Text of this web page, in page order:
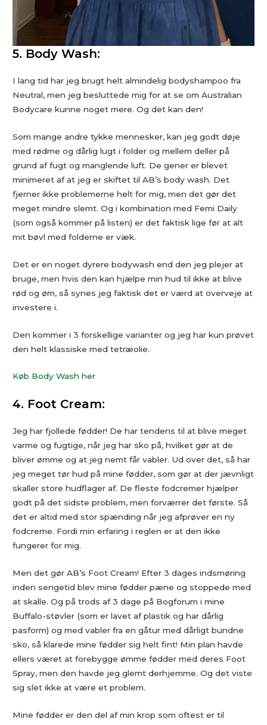
5. Body Wash:
I lang tid har jeg brugt helt almindelig bodyshampoo fra
Neutral, men jeg besluttede mig for at se om Australian
Bodycare kunne noget mere. Og det kan den!
Som mange andre tykke mennesker, kan jeg godt døje
med rødme og dårlig lugt i folder og mellem deller på
grund af fugt og manglende luft. De gener er blevet
minimeret af at jeg er skiftet til AB’s body wash. Det
fjerner ikke problemerne helt for mig, men det gør det
meget mindre slemt. Og i kombination med Femi Daily
(som også kommer på listen) er det faktisk lige før at alt
mit bøvl med folderne er væk.
Det er en noget dyrere bodywash end den jeg plejer at
bruge, men hvis den kan hjælpe min hud til ikke at blive
rød og øm, så synes jeg faktisk det er værd at overveje at
investere i.
Den kommer i 3 forskellige varianter og jeg har kun prøvet
den helt klassiske med tetræolie.
Køb Body Wash her
4. Foot Cream:
Jeg har fjollede fødder! De har tendens til at blive meget
varme og fugtige, når jeg har sko på, hvilket gør at de
bliver ømme og at jeg nemt får vabler. Ud over det, så har
jeg meget tør hud på mine fødder, som gør at der jævnligt
skaller store hudflager af. De fleste fodcremer hjælper
godt på det sidste problem, men forværrer det første. Så
det er altid med stor spænding når jeg afprøver en ny
fodcreme. Fordi min erfaring i reglen er at den ikke
fungerer for mig.
Men det gør AB’s Foot Cream! Efter 3 dages indsmøring
inden sengetid blev mine fødder pæne og stoppede med
at skalle. Og på trods af 3 dage på Bogforum i mine
Buffalo-støvler (som er lavet af plastik og har dårlig
pasform) og med vabler fra en gåtur med dårligt bundne
sko, så klarede mine fødder sig helt fint! Min plan havde
ellers været at forebygge ømme fødder med deres Foot
Spray, men den havde jeg glemt derhjemme. Og det viste
sig slet ikke at være et problem.
Mine fødder er den del af min krop som oftest er til